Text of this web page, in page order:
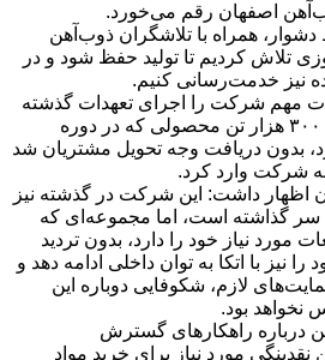
اصفهان رقم می‌خورد.
همراه با تلاشگران ذوب‌آهن
تلاش کردیم تا تولید حفظ شود و در
نیز خدمت‌رسانی کنیم.
مهم شرکت را اجرای تعهدات گذشته
عنوان کرد و گفت: بیش از ۳۰۰ هزار تن محصولی که در دوره
بدون دریافت وجه تحویل مشتریان شد
شرکت وارد کرد.
اظهار داشت: این شرکت در گذشته نیز
گذاشته است، اما مجموعه‌ای که
قطعات مورد نیاز خود را دارد، بدون تردید
نیز با اتکا به توان داخلی ادامه دهد و
لازم، شکوفایی دوباره این
بود.
درباره راهکارهای گسترش
مورد نیاز برای خرید مواد